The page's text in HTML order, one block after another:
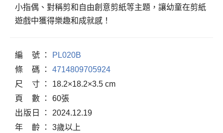
小指偶、對稱剪和自由創意剪紙等主題，讓幼童在剪紙
遊戲中獲得樂趣和成就感！
編 號
PL020B
條
碼
4714809705924
尺
寸
18.2×18.2×3.5 cm
頁
數
60張
出版 日
2024.12.19
年
齡
3歲以上